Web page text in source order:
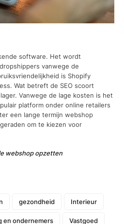
software. Het wordt
vanwege de
is Shopify
Wat betreft de SEO scoort
Vanwege de lage kosten is het
platform onder online retailers
een lange termijn webshop
om te kiezen voor
webshop opzetten
gezondheid Interieur
en ondernemers Vastgoed